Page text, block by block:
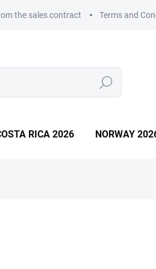
the sales contract Terms and
Search
RICA 2026 NORWAY